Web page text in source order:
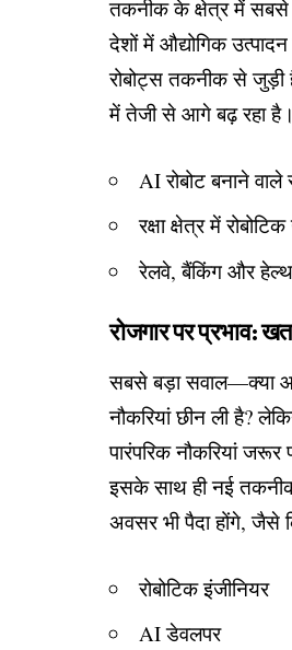
तकनीक के क्षेत्र में
देशों में औद्योगिक
रोबोट्स तकनीक से
में तेजी से आगे बढ़ रहा
AI रोबोट बनाने वाले
रक्षा क्षेत्र में
रेलवे, बैंकिंग और
रोजगार पर प्रभाव:
सबसे बड़ा सवाल—क्या
नौकरियां छीन ली है?
पारंपरिक नौकरियां जरूर
इसके साथ ही नई
अवसर भी पैदा होंगे, जैसे
रोबोटिक इंजीनियर
AI डेवलपर